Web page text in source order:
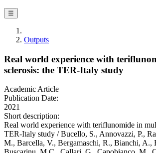
☰
Outputs
Real world experience with
sclerosis: the TER-Italy study
Academic Article
Publication Date:
2021
Short description:
Real world experience with teriflunomide in
TER-Italy study / Bucello, S., Annovazzi, P.,
M., Barcella, V., Bergamaschi, R., Bianchi, A.,